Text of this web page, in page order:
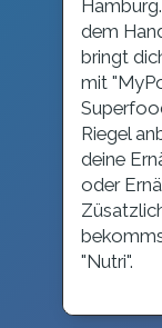
dem
bringt
mit
Riegel
deine
oder
"Nutri".